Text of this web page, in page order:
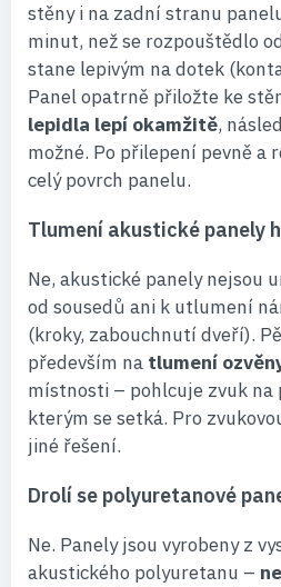
stěny i na zadní stranu
minut, než se rozpouštědlo
stane lepivým na dotek
Panel opatrně přiložte ke
lepidla lepí okamžitě,
možné. Po přilepení pevně a
celý povrch panelu.
Tlumení akustické panely
Ne, akustické panely nejsou
od sousedů ani k utlumení
(kroky, zabouchnutí dveří).
především na tlumení
místnosti – pohlcuje zvuk na
kterým se setká. Pro
jiné řešení.
Drolí se polyuretanové
Ne. Panely jsou vyrobeny z
akustického polyuretanu –